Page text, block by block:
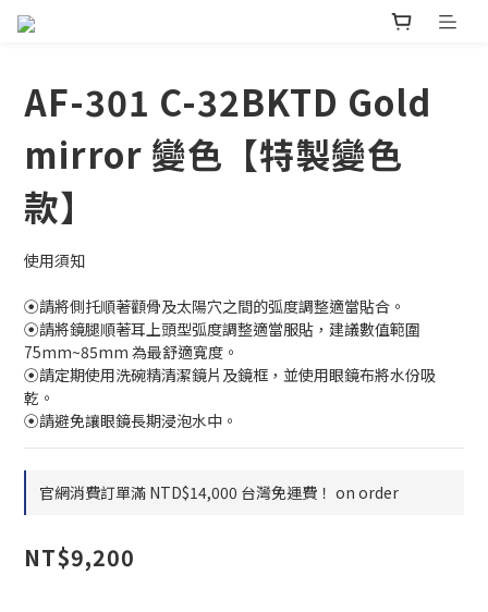
AF-301 C-32BKTD Gold
mirror 變色【特製變色
款】
使用須知
⦿請將側托順著顴骨及太陽穴之間的弧度調整適當貼合。
⦿請將鏡腿順著耳上頭型弧度調整適當服貼，建議數值範圍
75mm~85mm 為最舒適寬度。
⦿請定期使用洗碗精清潔鏡片及鏡框，並使用眼鏡布將水份吸
乾。
⦿請避免讓眼鏡長期浸泡水中。
官網消費訂單滿 NTD$14,000 台灣免運費！ on order
NT$9,200